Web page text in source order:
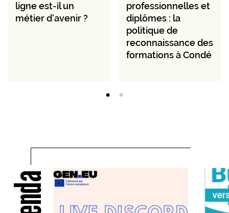
ligne est-il un
métier d'avenir ?
professionnelles et
diplômes : la
politique de
reconnaissance des
formations à Condé